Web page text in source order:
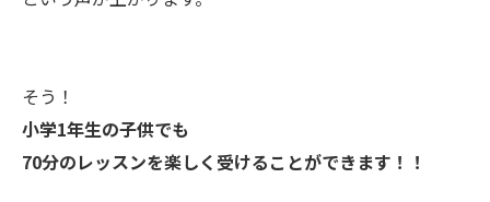
そう！
小学1年生の子供でも
70分のレッスンを楽しく受けることができます！！